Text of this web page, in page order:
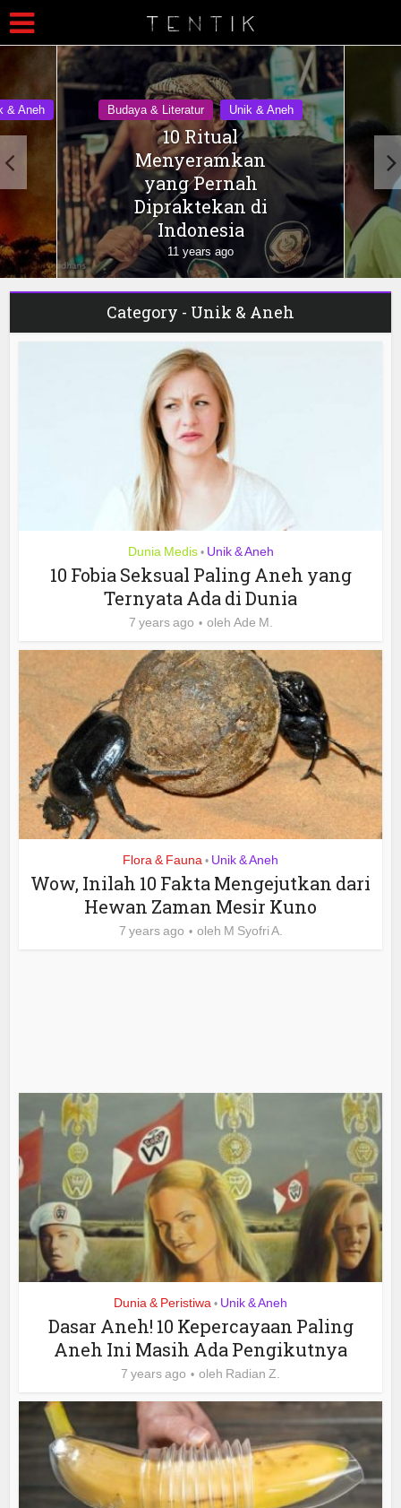
& Aneh Budaya & Literatur Unik & Aneh
10 Ritual
Menyeramkan
yang Pernah
Dipraktekan di
Indonesia
11 years ago
Category - Unik & Aneh
Dunia Medis • Unik & Aneh
10 Fobia Seksual Paling Aneh yang
Ternyata Ada di Dunia
7 years ago oleh Ade M.
Flora & Fauna • Unik & Aneh
Wow, Inilah 10 Fakta Mengejutkan dari
Hewan Zaman Mesir Kuno
7 years ago oleh M Syofri A.
Dunia & Peristiwa • Unik & Aneh
Dasar Aneh! 10 Kepercayaan Paling
Aneh Ini Masih Ada Pengikutnya
7 years ago oleh Radian Z.